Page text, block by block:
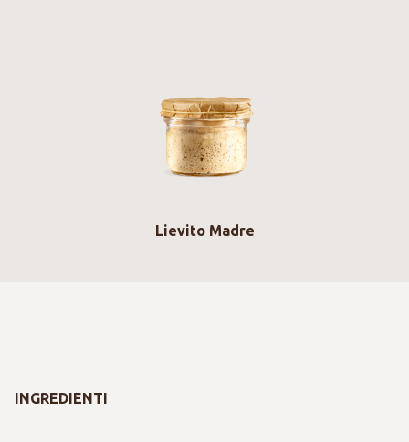
Lievito Madre
INGREDIENTI